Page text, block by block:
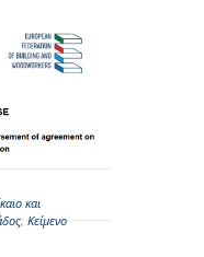
και
, Κείμενο